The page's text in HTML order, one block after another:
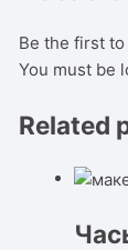
Be the first
You must be
Related